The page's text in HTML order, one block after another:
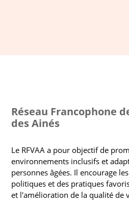
Réseau Francophone
des Ainés
Le RFVAA a pour objectif de
environnements inclusifs et
personnes âgées. Il encourage
politiques et des pratiques
et l'amélioration de la qualité de